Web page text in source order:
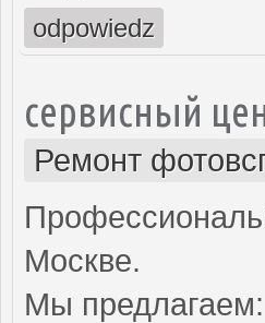
odpowiedz
сервисный
Ремонт
Москве.
Мы